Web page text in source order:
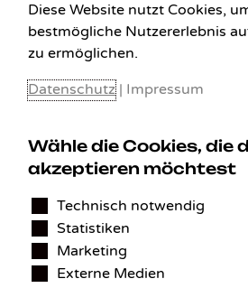
KONTAKT
Benedikt Stelzner
Autopflege Stelzner
Kohlgraben 2b
97799 Zeitlofs
Diese Website nutzt Cookies,
bestmögliche Nutzererlebnis
zu ermöglichen.
Datenschutz | Impressum
Wähle die Cookies, die
akzeptieren möchtest
Technisch notwendig
Statistiken
Marketing
Externe Medien